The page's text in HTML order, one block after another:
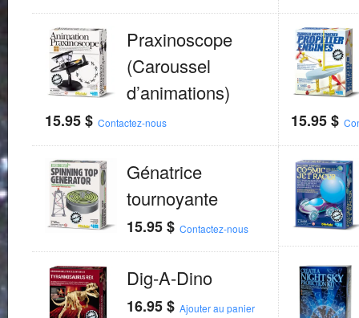
Praxinoscope
(Caroussel
d’animations)
15.95$ Contactez-nous 15.95$
Génatrice
tournoyante
15.95$ Contactez-nous
Dig-A-Dino
16.95$ Ajouter au panier